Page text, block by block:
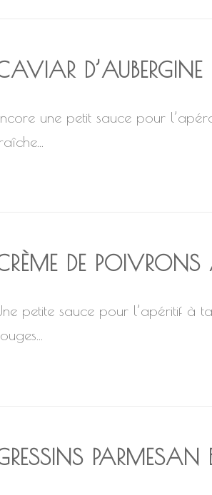
D’AUBERGINE
une petit sauce pour
DE
petite sauce pour l’apéritif à
PARMESAN